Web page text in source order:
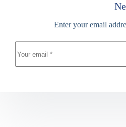
Enter your email